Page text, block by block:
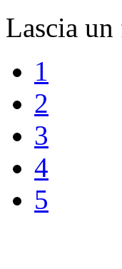
Lascia un
1
2
3
4
5